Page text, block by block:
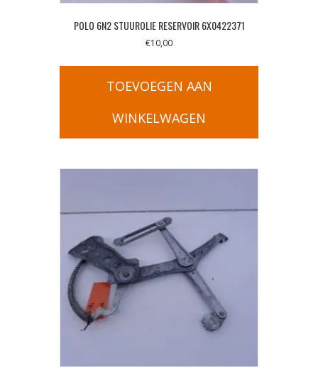
POLO 6N2 STUUROLIE RESERVOIR 6X0422371
€10,00
TOEVOEGEN AAN
WINKELWAGEN